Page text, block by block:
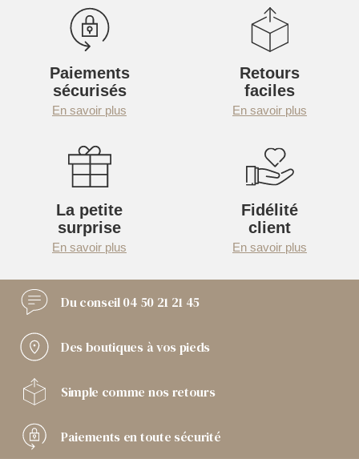
Paiements
sécurisés
En savoir plus
Retours
faciles
En savoir plus
La petite
surprise
En savoir plus
Fidélité
client
En savoir plus
Du conseil04 50 21 21 45
Des boutiques à vos pieds
Simple comme nos retours
Paiements en toute sécurité